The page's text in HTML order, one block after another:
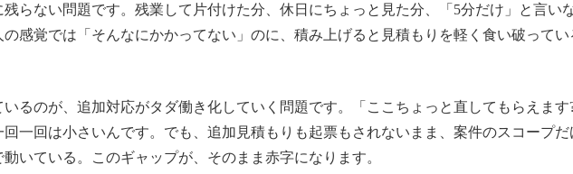
らない問題です。残業して片付けた分、休日にちょっと見た分、「5分だけ」と言い
感覚では「そんなにかかってない」のに、積み上げると見積もりを軽く食い破って
るのが、追加対応がタダ働き化していく問題です。「ここちょっと直してもらえま
回一回は小さいんです。でも、追加見積もりも起票もされないまま、案件のスコープ
いている。このギャップが、そのまま赤字になります。